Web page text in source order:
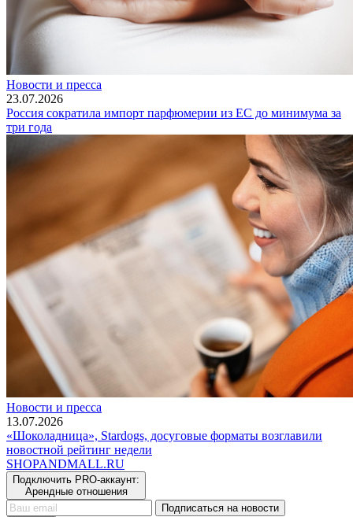
Новости и пресса
23.07.2026
Россия сократила импорт парфюмерии из ЕС до минимума за
три года
Новости и пресса
13.07.2026
«Шоколадница», Stardogs, досуговые форматы возглавили
новостной рейтинг недели
SHOPANDMALL.RU
Подключить PRO-аккаунт:
Арендные отношения
Подписаться на новости